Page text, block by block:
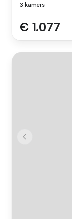
3 kamers
€ 1.077